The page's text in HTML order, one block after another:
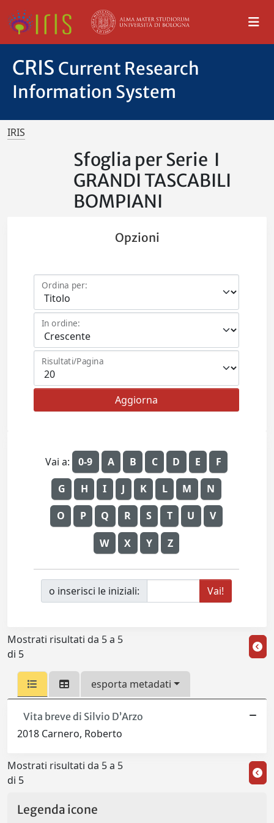
CRIS Current Research
Information System
IRIS
Sfoglia per Serie I
GRANDI TASCABILI
BOMPIANI
Opzioni
Ordina per:
In ordine:
Risultati/Pagina
Vai a: 0-9 A B C D E F
G H I J K L M N
O P Q R S T U V
W X Y Z
o inserisci le iniziali:
Mostrati risultati da 5 a 5
di 5
esporta metadati
Vita breve di Silvio D’Arzo
2018 Carnero, Roberto
Mostrati risultati da 5 a 5
di 5
Legenda icone